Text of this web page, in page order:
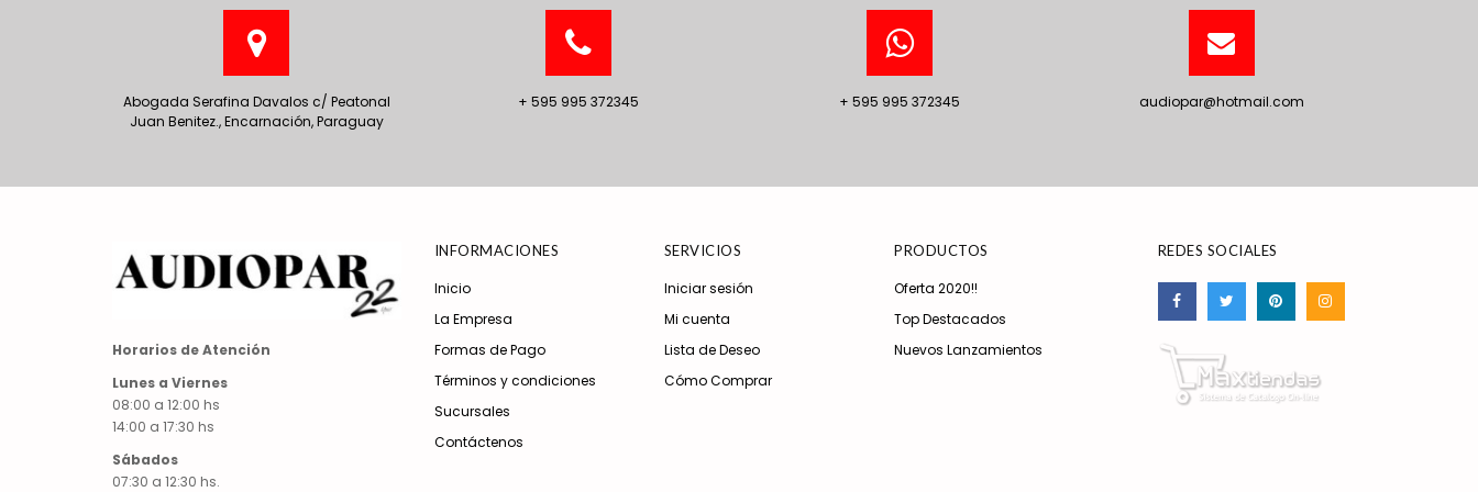
Abogada Serafina Davalos c/ Peatonal
Juan Benitez., Encarnación, Paraguay
+ 595 995 372345 + 595 995 372345 audiopar@hotmail.com
Horarios de Atención
Lunes a Viernes
08:00 a 12:00 hs
14:00 a 17:30 hs
Sábados
07:30 a 12:30 hs.
INFORMACIONES
Inicio
La Empresa
Formas de Pago
Términos y condiciones
Sucursales
Contáctenos
SERVICIOS
Iniciar sesión
Mi cuenta
Lista de Deseo
Cómo Comprar
PRODUCTOS
Oferta 2020!!
Top Destacados
Nuevos Lanzamientos
REDES SOCIALES